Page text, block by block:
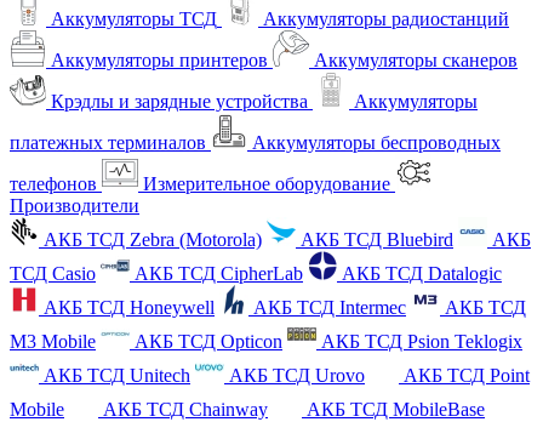
Аккумуляторы ТСД
Аккумуляторы радиостанций
Аккумуляторы принтеров
Аккумуляторы сканеров
Крэдлы и зарядные устройства
Аккумуляторы
платежных терминалов
Аккумуляторы беспроводных
телефонов
Измерительное оборудование
Производители
АКБ ТСД Zebra (Motorola)
АКБ ТСД Bluebird
АКБ
ТСД Casio
АКБ ТСД CipherLab
АКБ ТСД Datalogic
АКБ ТСД Honeywell
АКБ ТСД Intermec
АКБ ТСД
M3 Mobile
АКБ ТСД Opticon
АКБ ТСД Psion Teklogix
АКБ ТСД Unitech
АКБ ТСД Urovo
АКБ ТСД Point
Mobile
АКБ ТСД Chainway
АКБ ТСД MobileBase